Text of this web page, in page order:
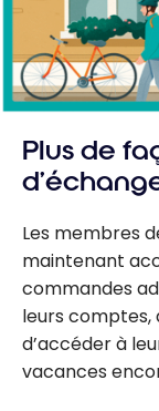
Plus de
Les membres
maintenant
commandes
leurs
d’accéder à
vacances